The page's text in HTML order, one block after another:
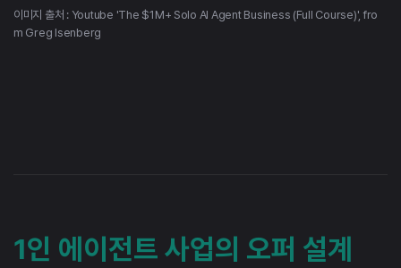
이미지 출처 : Youtube 'The $1M+ Solo AI Agent Business (Full Course)', fro
m Greg Isenberg
1인 에이전트 사업의 오퍼 설계